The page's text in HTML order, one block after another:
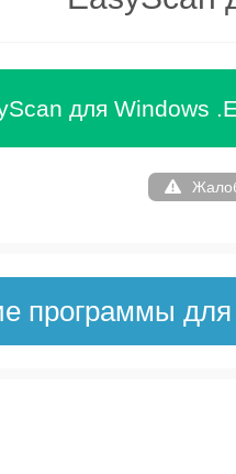
для Windows
программы